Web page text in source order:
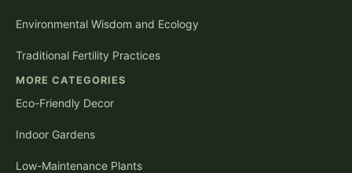
Environmental Wisdom and Ecology
Traditional Fertility Practices
MORE CATEGORIES
Eco-Friendly Decor
Indoor Gardens
Low-Maintenance Plants